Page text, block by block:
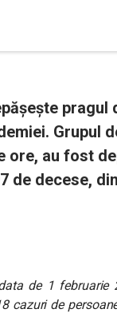
pragul
Grupul
ore, au fost
de decese,
de 1 februarie
cazuri de